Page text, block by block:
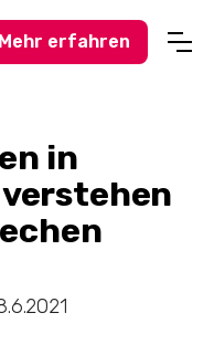
Mehr erfahren
in